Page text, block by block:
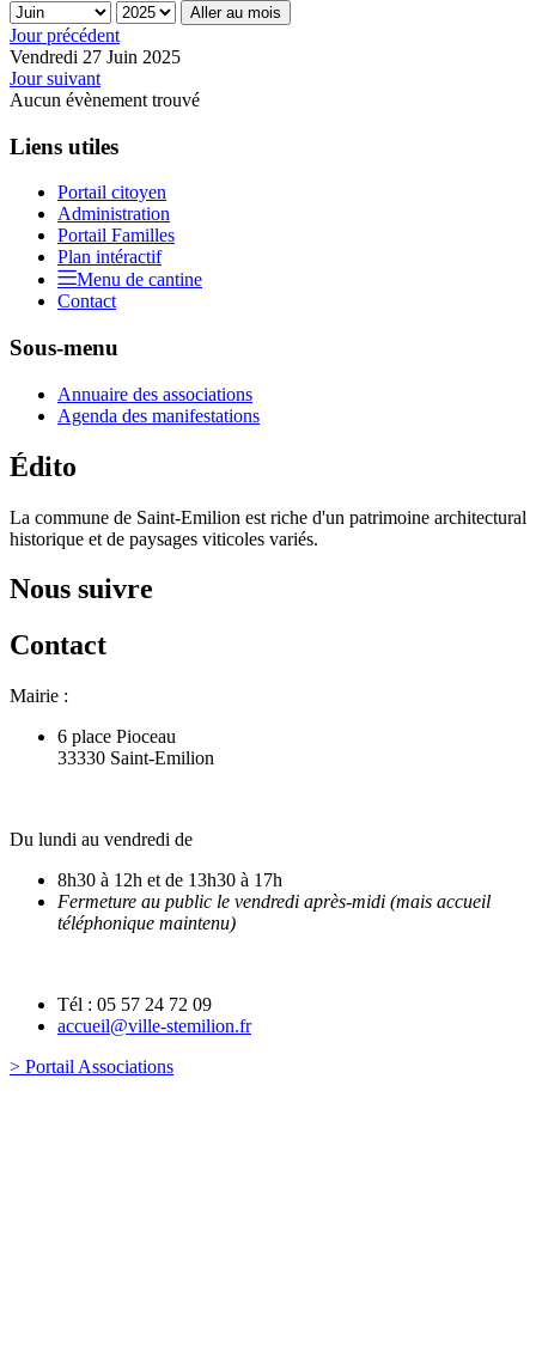
Aller au mois
Jour précédent
Vendredi 27 Juin 2025
Jour suivant
Aucun évènement trouvé
Liens utiles
Portail citoyen
Administration
Portail Familles
Plan intéractif
Menu de cantine
Contact
Sous-menu
Annuaire des associations
Agenda des manifestations
Édito
La commune de Saint-Emilion est riche d'un patrimoine architectural
historique et de paysages viticoles variés.
Nous suivre
Contact
Mairie :
6 place Pioceau
33330 Saint-Emilion
Du lundi au vendredi de
8h30 à 12h et de 13h30 à 17h
Fermeture au public le vendredi après-midi (mais accueil
téléphonique maintenu)
Tél : 05 57 24 72 09
accueil@ville-stemilion.fr
> Portail Associations